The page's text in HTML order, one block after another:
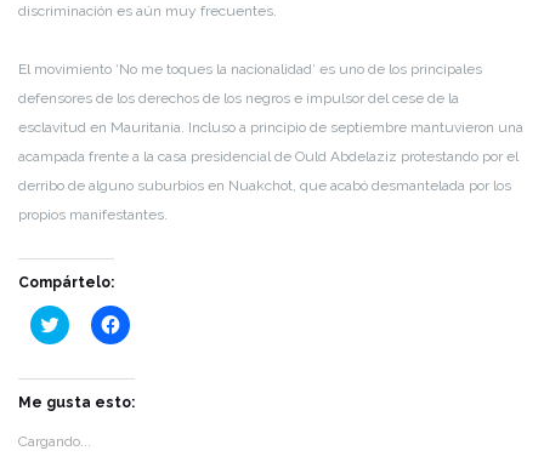
discriminación es aún muy frecuentes.
El movimiento ‘No me toques la nacionalidad’ es uno de los principales
defensores de los derechos de los negros e impulsor del cese de la
esclavitud en Mauritania. Incluso a principio de septiembre mantuvieron una
acampada frente a la casa presidencial de Ould Abdelaziz protestando por el
derribo de alguno suburbios en Nuakchot, que acabó desmantelada por los
propios manifestantes.
Compártelo:
Haz
clic
en
Twitter
abre
en
Haz
clic
en
Facebook
Me gusta esto:
Cargando...